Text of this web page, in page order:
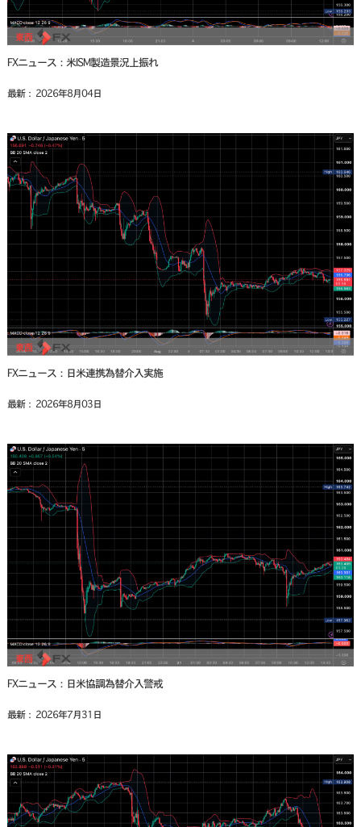
FXニュース：米ISM製造景況上振れ
最新： 2026年8月04日
FXニュース：日米連携為替介入実施
最新： 2026年8月03日
FXニュース：日米協調為替介入警戒
最新： 2026年7月31日